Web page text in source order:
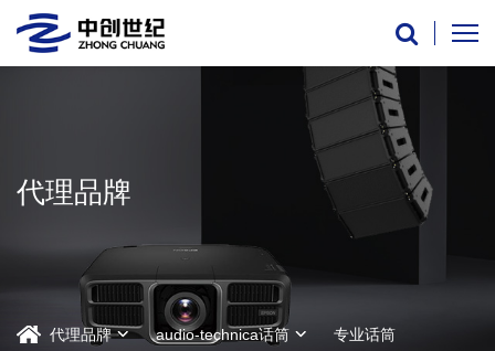
代理品牌
代理品牌 audio-technica话筒
专业话筒